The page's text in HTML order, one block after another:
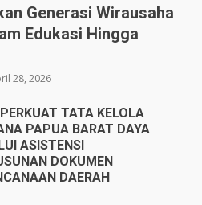
Generasi Wirausaha
Edukasi Hingga
28, 2026
TATA KELOLA
PAPUA BARAT DAYA
ASISTENSI
DOKUMEN
DAERAH